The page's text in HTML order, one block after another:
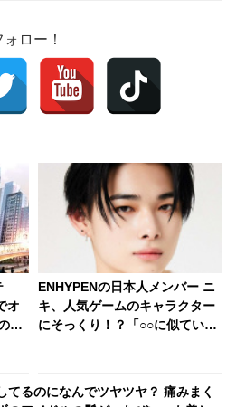
ロー！
オ
に
国
ENHYPENの日本人メンバー ニ
キ、人気ゲームのキャラクター
にそっくり！？「○○に似ている
な見た目にファン大爆笑「客観
的な視点で自分を見てるねｗ
てるのになんでツヤツヤ？ 痛みまく